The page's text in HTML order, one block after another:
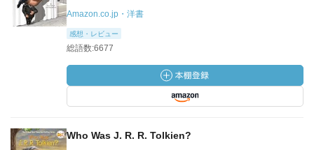
Amazon.co.jp・洋書
感想・レビュー
総語数:6677
Who Was J. R. R. Tolkien?